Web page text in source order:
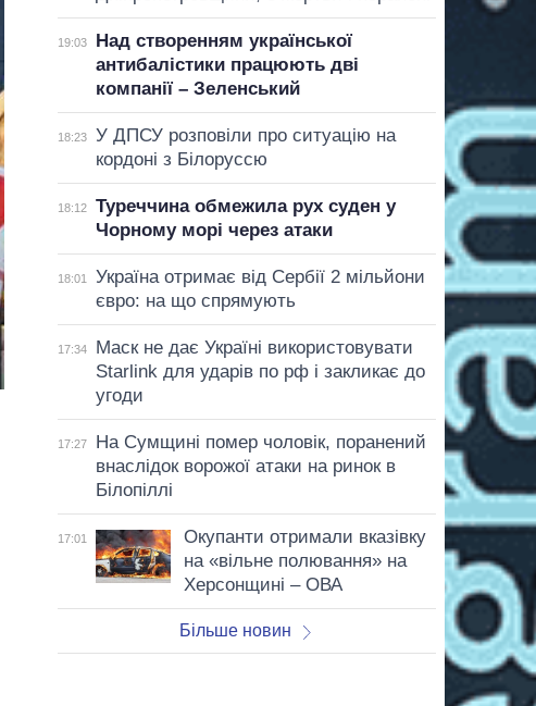
19:03
Над створенням української
антибалістики працюють дві
компанії – Зеленський
18:23
У ДПСУ розповіли про ситуацію на
кордоні з Білоруссю
18:12
Туреччина обмежила рух суден у
Чорному морі через атаки
18:01
Україна отримає від Сербії 2 мільйони
євро: на що спрямують
17:34
Маск не дає Україні використовувати
Starlink для ударів по рф і закликає до
угоди
17:27
На Сумщині помер чоловік, поранений
внаслідок ворожої атаки на ринок в
Білопіллі
17:01
Окупанти отримали вказівку
на «вільне полювання» на
Херсонщині – ОВА
Більше новин